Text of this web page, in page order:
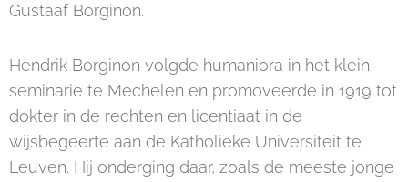
Gustaaf Borginon.
Hendrik Borginon volgde humaniora in het klein
seminarie te Mechelen en promoveerde in 1919 tot
dokter in de rechten en licentiaat in de
wijsbegeerte aan de Katholieke Universiteit te
Leuven. Hij onderging daar, zoals de meeste jonge